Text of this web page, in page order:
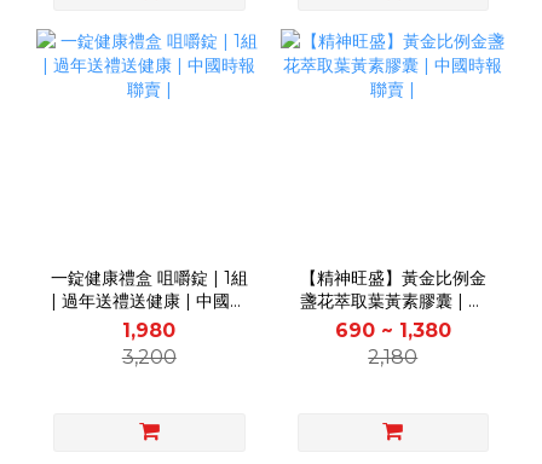
一錠健康禮盒 咀嚼錠 | 1組
| 過年送禮送健康 | 中國時
報聯賣 |
1,980
3,200
【精神旺盛】黃金比例金
盞花萃取葉黃素膠囊 | 中
國時報聯賣 |
690 ~ 1,380
2,180